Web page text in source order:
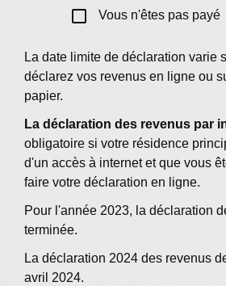
check_box_outline_blank Vous n'êtes pas payé
La date limite de déclaration varie
déclarez vos revenus en ligne ou
papier.
La déclaration des revenus par
obligatoire si votre résidence
d'un accès à internet et que vous
faire votre déclaration en ligne.
Pour l'année 2023, la déclaration
terminée.
La déclaration 2024 des revenus
avril 2024.